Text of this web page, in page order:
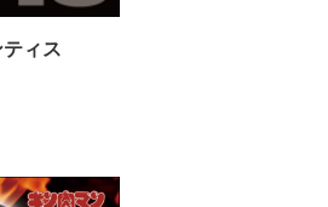
ィス